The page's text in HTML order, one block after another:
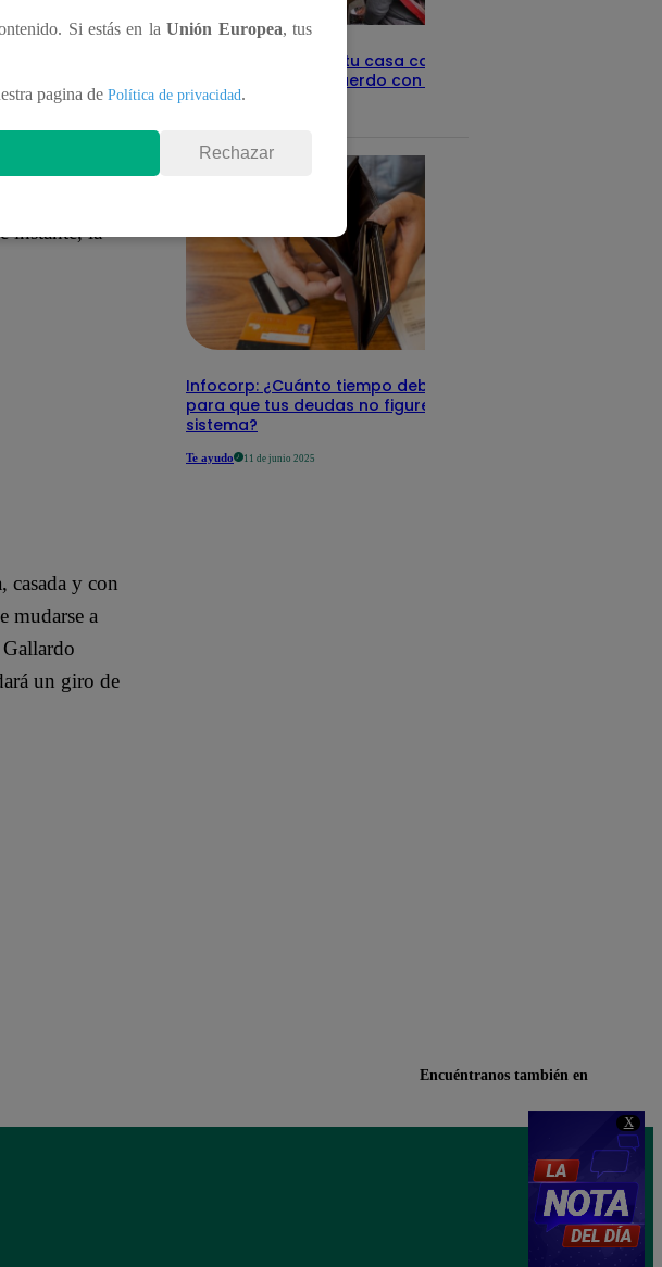
X
instante, la
casada y con
mudarse a
un giro de
Revisa con tu DNI si tu casa califica
como pobre, de acuerdo con el Sisfoh
Infocorp: ¿Cuánto tiempo debe pasar
para que tus deudas no figuren en su
sistema?
Te ayudo 11 de junio 2025
Si estás en laUnión Europea, tus
pagina de Política de privacidad.
Rechazar
Encuéntranos también en